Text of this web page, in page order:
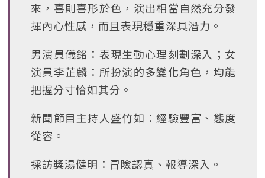
來，喜則喜形於色，演出相當自然充分發
揮內心性感，而且表現穩重深具潛力。
男演員儀銘：表現生動心理刻劃深入；女
演員李芷麟：所扮演的多變化角色，均能
把握分寸恰如其分。
新聞節目主持人盛竹如：經驗豐富、態度
從容。
採訪獎湯健明：冒險認真、報導深入。